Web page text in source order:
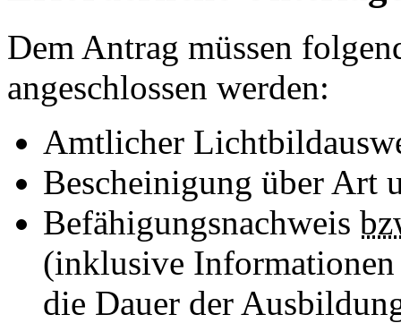
Dem Antrag müssen
angeschlossen werden:
Amtlicher
Bescheinigung über Art
Befähigungsnachweis
(inklusive
die Dauer der